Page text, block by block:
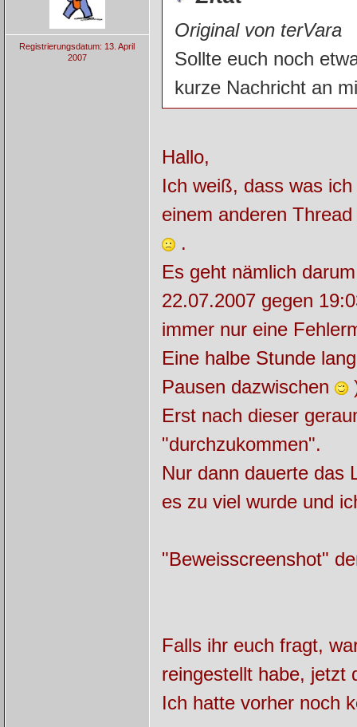
Registrierungsdatum: 13. April
2007
Original von terVara
Sollte euch noch
kurze Nachricht an
Hallo,
Ich weiß, dass was
einem anderen
.
Es geht nämlich
22.07.2007 gegen
immer nur eine
Eine halbe Stunde
Pausen dazwischen
Erst nach dieser
"durchzukommen".
Nur dann dauerte das
es zu viel wurde und
"Beweisscreenshot"
Falls ihr euch fragt,
reingestellt habe, jetzt
Ich hatte vorher noch